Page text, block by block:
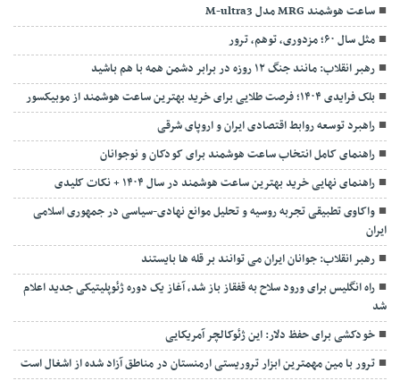
ساعت هوشمند MRG مدل M-ultra3
مثل سال ۶۰؛ مزدوری، توهم، ترور
رهبر انقلاب: مانند جنگ ۱۲ روزه در برابر دشمن همه با هم باشید
بلک فرایدی ۱۴۰۴؛ فرصت طلایی برای خرید بهترین ساعت هوشمند از موبیکسور
راهبرد توسعه روابط اقتصادی ایران و اروپای شرقی
راهنمای کامل انتخاب ساعت هوشمند برای کودکان و نوجوانان
راهنمای نهایی خرید بهترین ساعت هوشمند در سال ۱۴۰۴ + نکات کلیدی
واکاوی تطبیقی تجربه روسیه و تحلیل موانع نهادی-سیاسی در جمهوری اسلامی
ایران
رهبر انقلاب: جوانان ایران می توانند بر قله ها بایستند
راه انگلیس برای ورود سلاح به قفقاز باز شد، آغاز یک دوره ژئوپلیتیکی جدید اعلام
شد
خودکشی برای حفظ دلار: این ژئوکالچر آمریکایی
ترور با مین مهمترین ابزار تروریستی ارمنستان در مناطق آزاد شده از اشغال است